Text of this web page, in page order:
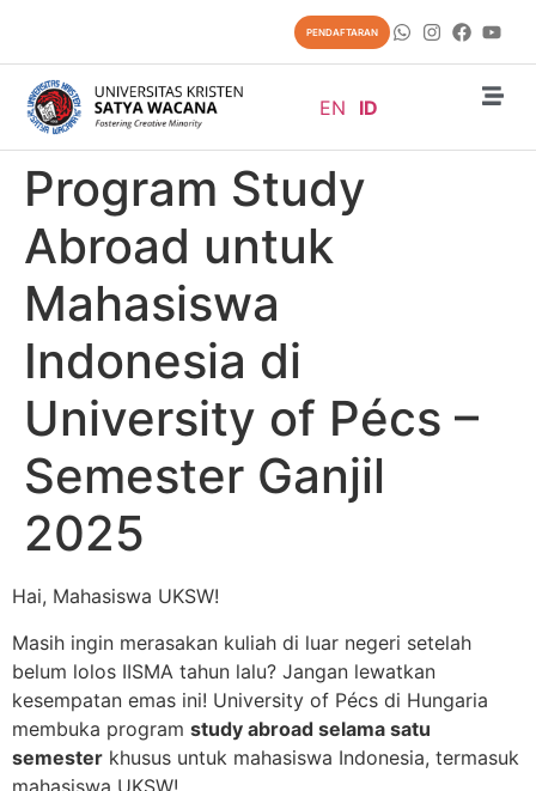
PENDAFTARAN
EN ID
Program Study
Abroad untuk
Mahasiswa
Indonesia di
University of Pécs –
Semester Ganjil
2025
Hai, Mahasiswa UKSW!
Masih ingin merasakan kuliah di luar negeri setelah
belum lolos IISMA tahun lalu? Jangan lewatkan
kesempatan emas ini! University of Pécs di Hungaria
membuka program study abroad selama satu
semester khusus untuk mahasiswa Indonesia, termasuk
mahasiswa UKSW!